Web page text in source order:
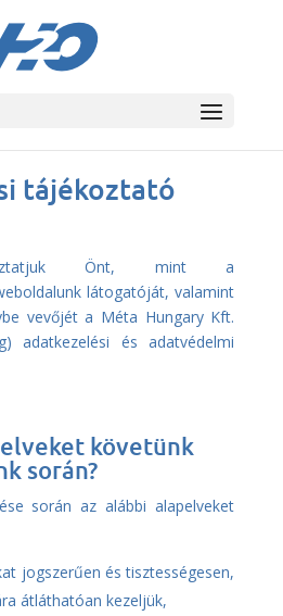
tájékoztató
Önt, mint a
látogatóját, valamint
vevőjét a Méta Hungary Kft.
adatkezelési és adatvédelmi
követünk
során?
során az alábbi alapelveket
jogszerűen és tisztességesen,
átláthatóan kezeljük,